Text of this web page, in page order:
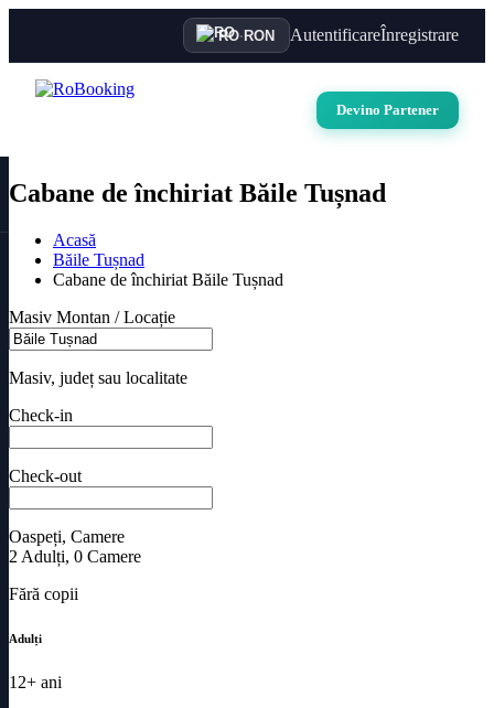
RO·RON AutentificareÎnregistrare
Devino Partener
Cabane de închiriat Băile Tușnad
Acasă
Băile Tușnad
Cabane de închiriat Băile Tușnad
Masiv Montan / Locație
Masiv, județ sau localitate
Check-in
Check-out
Oaspeți, Camere
2 Adulți, 0 Camere
Fără copii
Adulți
12+ ani